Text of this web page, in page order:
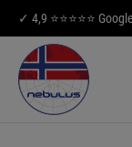
✓ 4,9 ⭐⭐⭐⭐⭐ Google